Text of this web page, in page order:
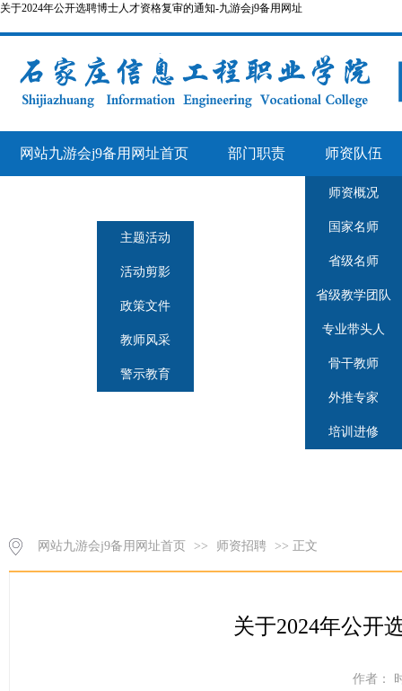
关于2024年公开选聘博士人才资格复审的通知-九游会j9备用网址
网站九游会j9备用网址首页 部门职责 师资队伍
师资概况
国家名师
省级名师
省级教学团队
专业带头人
骨干教师
外推专家
培训进修
主题活动
活动剪影
政策文件
教师风采
警示教育
网站九游会j9备用网址首页 >> 师资招聘 >> 正文
关于2024年公开
作者：